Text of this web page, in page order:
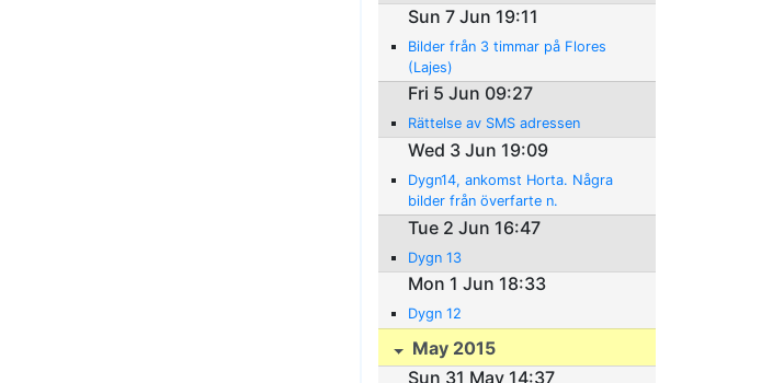
Sun 7 Jun 19:11
Bilder från 3 timmar på Flores
(Lajes)
Fri 5 Jun 09:27
Rättelse av SMS adressen
Wed 3 Jun 19:09
Dygn14, ankomst Horta. Några
bilder från överfarte n.
Tue 2 Jun 16:47
Dygn 13
Mon 1 Jun 18:33
Dygn 12
May 2015
Sun 31 May 14:37